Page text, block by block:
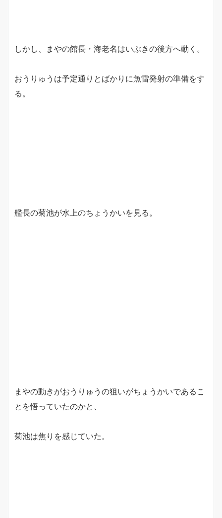
しかし、まやの館長・海老名はいぶきの後方へ動く。
おうりゅうは予定通りとばかりに魚雷発射の準備をす
る。
艦長の菊池が水上のちょうかいを見る。
まやの動きがおうりゅうの狙いがちょうかいであるこ
とを悟っていたのかと、
菊池は焦りを感じていた。